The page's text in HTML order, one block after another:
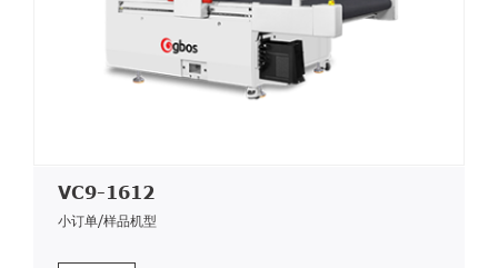
VC9-1612
小订单/样品机型